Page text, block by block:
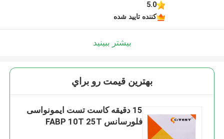
5.0
کننده تایید شده
بیشتر ببینید
بهترين قيمت رو براي
15 دقیقه کاست تست ایمونواسی
فلورسانس FABP 10T 25T